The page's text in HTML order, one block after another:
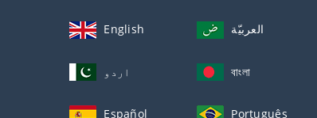
English العربيّة
اردو বাংলা
Español Português